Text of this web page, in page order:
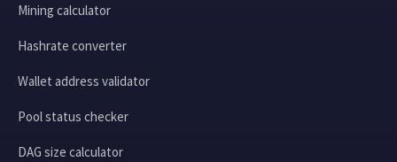
Mining calculator
Hashrate converter
Wallet address validator
Pool status checker
DAG size calculator